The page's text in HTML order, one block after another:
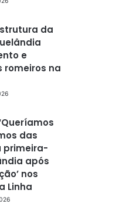
da
e
romeiros na
das
primeira-
após
nos
Linha